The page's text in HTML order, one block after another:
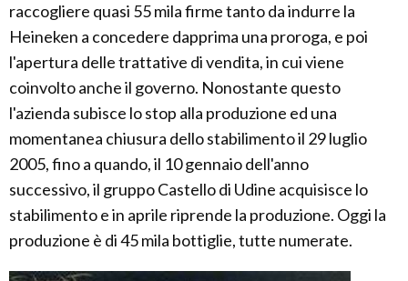
raccogliere quasi 55 mila firme tanto da indurre la
Heineken a concedere dapprima una proroga, e poi
l'apertura delle trattative di vendita, in cui viene
coinvolto anche il governo. Nonostante questo
l'azienda subisce lo stop alla produzione ed una
momentanea chiusura dello stabilimento il 29 luglio
2005, fino a quando, il 10 gennaio dell'anno
successivo, il gruppo Castello di Udine acquisisce lo
stabilimento e in aprile riprende la produzione. Oggi la
produzione è di 45 mila bottiglie, tutte numerate.